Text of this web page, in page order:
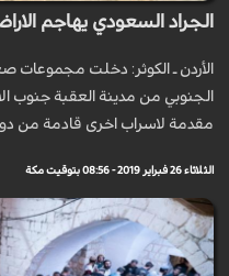
الجراد السعودي يهاجم
الأردن ـ الكوثر: دخلت مجموعات
الجنوبي من مدينة العقبة جنوب
مقدمة لاسراب اخرى قادمة من دول
الثلاثاء 26 فبراير 2019 - 08:56 بتوقيت مكة